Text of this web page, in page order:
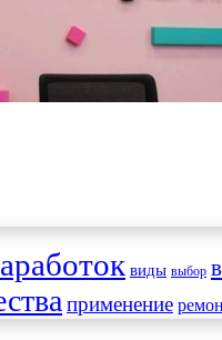
виды выбор
применение